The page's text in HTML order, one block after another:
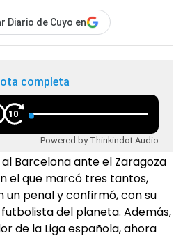
Diario de Cuyo en
completa
10
Powered by Thinkindot Audio
Barcelona ante el Zaragoza
el que marcó tres tantos,
penal y confirmó, con su
del planeta. Además,
de la Liga española, ahora